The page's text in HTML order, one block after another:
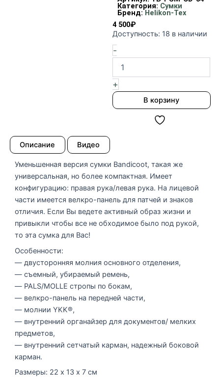
Категория: Сумки
Бренд:Helikon-Tex
4 500₽
Доступность: 18 в наличии
-
Количество
Сумка
Helikon
цвет
MultiCam
+
В корзину
Описание Видео
Уменьшенная версия сумки Bandicoot, такая же
универсальная, но более компактная. Имеет
конфигурацию: правая рука/левая рука. На лицевой
части имеется велкро-панель для патчей и знаков
отличия. Если Вы ведете активный образ жизни и
привыкли чтобы все не обходимое было под рукой,
то эта сумка для Вас!
Особенности:
— двусторонняя молния основного отделения,
— съемный, убираемый ремень,
— PALS/MOLLE стропы по бокам,
— велкро-панель на передней части,
— молнии YKK®,
— внутренний органайзер для документов/ мелких
предметов,
— внутренний сетчатый карман, надежный боковой
карман.
Размеры: 22 х 13 х 7 см